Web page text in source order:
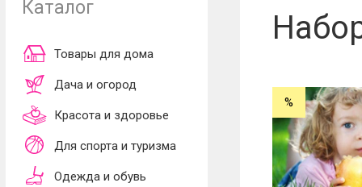
обработки
принимаю
Каталог
Товары для дома
Дача и огород
Красота и здоровье
Для спорта и туризма
Одежда и обувь
%